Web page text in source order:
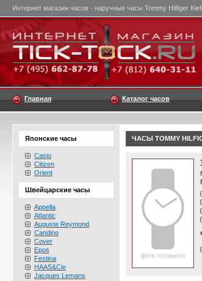
Интернет магазин часов - наручные часы Tommy Hilfiger
Главная Каталог часов
Японские часы
Casio
Citizen
Orient
Швейцарские часы
Appella
Atlantic
Auguste Reymond
Candino
Cover
Epos
Festina
HAAS&Cie
Jacques Lemans
ЧАСЫ TOMMY